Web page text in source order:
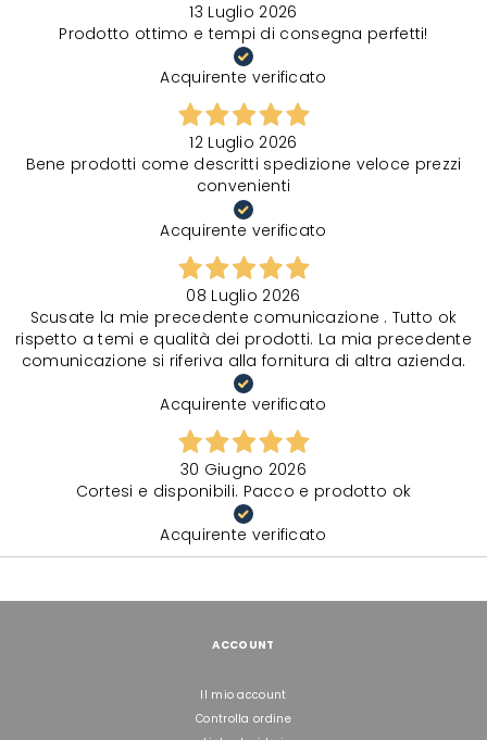
13 Luglio 2026
Prodotto ottimo e tempi di consegna perfetti!
Acquirente verificato
12 Luglio 2026
Bene prodotti come descritti spedizione veloce prezzi
convenienti
Acquirente verificato
08 Luglio 2026
Scusate la mie precedente comunicazione . Tutto ok
rispetto a temi e qualità dei prodotti. La mia precedente
comunicazione si riferiva alla fornitura di altra azienda.
Acquirente verificato
30 Giugno 2026
Cortesi e disponibili. Pacco e prodotto ok
Acquirente verificato
ACCOUNT
Il mio account
Controlla ordine